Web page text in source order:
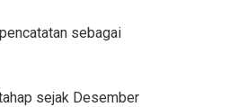
sebagai
sejak Desember